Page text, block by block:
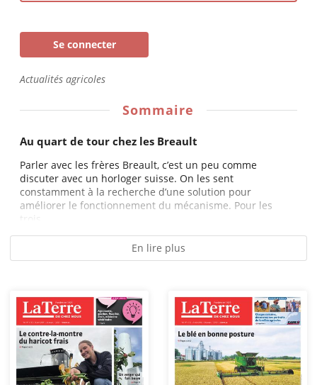
Se connecter
Actualités agricoles
Sommaire
Au quart de tour chez les Breault
Parler avec les frères Breault, c’est un peu comme
discuter avec un horloger suisse. On les sent
constamment à la recherche d’une solution pour
améliorer le fonctionnement du mécanisme. Pour les
En lire plus